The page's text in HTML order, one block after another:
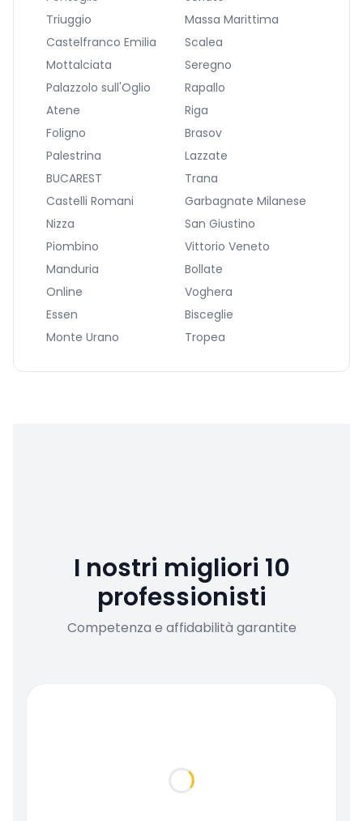
Triuggio
Massa Marittima
Castelfranco Emilia
Scalea
Mottalciata
Seregno
Palazzolo sull'Oglio
Rapallo
Atene
Riga
Foligno
Brasov
Palestrina
Lazzate
BUCAREST
Trana
Castelli Romani
Garbagnate Milanese
Nizza
San Giustino
Piombino
Vittorio Veneto
Manduria
Bollate
Online
Voghera
Essen
Bisceglie
Monte Urano
Tropea
I nostri migliori 10
professionisti
Competenza e affidabilità garantite
Loading...